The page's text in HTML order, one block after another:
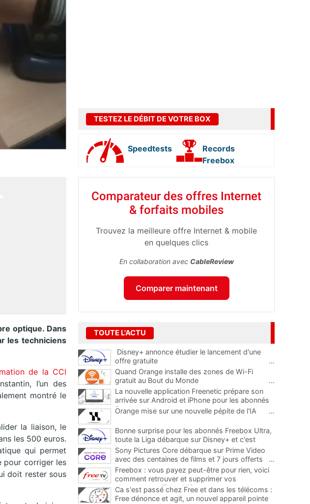
optique. Dans
les techniciens
de la CCI
l’un des
montré le
la liaison, le
les 500 euros.
qui permet
pour corriger les
doit rester sous
TESTEZ LE DÉBIT DE VOTRE BOX
Speedtests
Records
Freebox
Comparateur des offres Internet
& forfaits mobiles
Trouvez la meilleure offre Internet & mobile
en quelques clics
En collaboration avec CableReview
Comparer maintenant
TOUTE L'ACTU
Disney+ annonce étudier le lancement d'une
offre gratuite
...
Quand Orange installe des zones de Wi-Fi
gratuit au Bout du Monde
...
La nouvelle application Freenetic prépare son
arrivée sur Android et iPhone pour les abonnés
Freebox, testez la
Orange mise sur une nouvelle pépite de l'IA ...
Bonne surprise pour les abonnés Freebox Ultra,
toute la Liga débarque sur Disney+ et c'est
inclus
Sony Pictures Core débarque sur Prime Video
avec des centaines de films et 7 jours offerts
...
Freebox : vous payez peut-être pour rien, voici
comment retrouver et supprimer vos
abonnements TV oubliés
...
Ca s'est passé chez Free et dans les télécoms :
Free dénonce et agit, un nouvel appareil pointe